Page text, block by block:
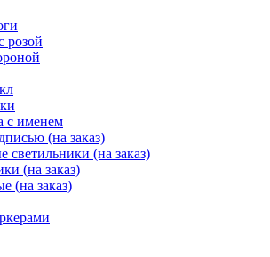
розой
с именем
(на заказ)
светильники (на заказ)
(на заказ)
(на заказ)